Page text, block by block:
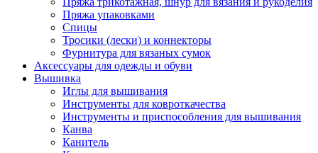
Пряжа упаковками
Спицы
Тросики (лески) и коннекторы
Фурнитура для вязаных сумок
Аксессуары для одежды и обуви
Вышивка
Иглы для вышивания
Инструменты для ковроткачества
Инструменты и приспособления для вышивания
Канва
Канитель